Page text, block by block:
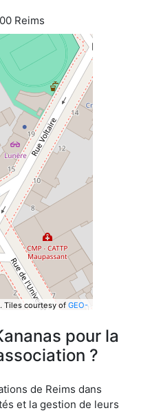
Reims
Tiles courtesy of GEO-
pour la
?
de Reims dans
et la gestion de leurs